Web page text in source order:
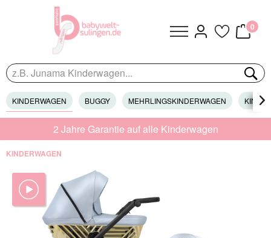
0
KINDERWAGEN BUGGY MEHRLINGSKINDERWAGEN 
2 Jahre Garantie auf alle Kinderwagen
KINDERWAGEN